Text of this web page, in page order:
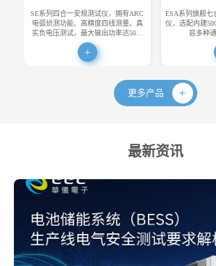
SE系列四合一安规测试仪，拥有ARC
电弧侦测功能、高精度四线测量、真
实负电压测试，最大输出功率达50…
ESA系列旗舰七
仪，选配内建
容多种
更多产品
最新资讯